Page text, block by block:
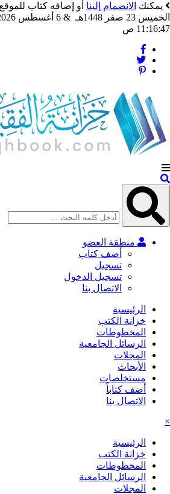
يمكنك الانضمام إلينا أو إضافه كتاب للموقع
الخميس 23 صفر 1448هـ & 6 أغسطس 2026م
11:16:49 ص
منطقة العضو
أضف كتاب
تسجيل
تسجيل الدخول
الاتصال بنا
الرئيسية
خزانة الكتب
المخطوطات
الرسائل الجامعية
المجلات
الأبحاث
مستخلصات
أضف كتاباً
الاتصال بنا
×
الرئيسية
خزانة الكتب
المخطوطات
الرسائل الجامعية
المجلات